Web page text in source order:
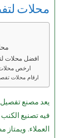
محلات
افضل محلات
ارخص
ارقام محلات
يعد مصنع تفصيل الكنب من أهم المصانع في صناعة الأثاث، حيث يتم
فيه تصنيع
العملاء.